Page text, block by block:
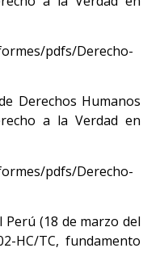
pdfs/Derecho-
Derechos Humanos
a la Verdad en
pdfs/Derecho-
(18 de marzo del
HC/TC, fundamento